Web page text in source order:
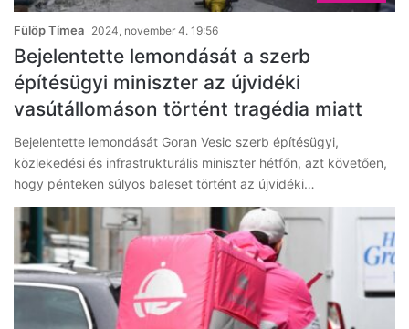
Fülöp Tímea 2024, november 4. 19:56
Bejelentette lemondását a szerb
építésügyi miniszter az újvidéki
vasútállomáson történt tragédia miatt
Bejelentette lemondását Goran Vesic szerb építésügyi,
közlekedési és infrastrukturális miniszter hétfőn, azt követően,
hogy pénteken súlyos baleset történt az újvidéki…